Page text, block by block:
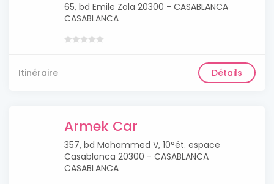
65, bd Emile Zola 20300 - CASABLANCA
CASABLANCA
Itinéraire Détails
Armek Car
357, bd Mohammed V, 10°ét. espace
Casablanca 20300 - CASABLANCA
CASABLANCA